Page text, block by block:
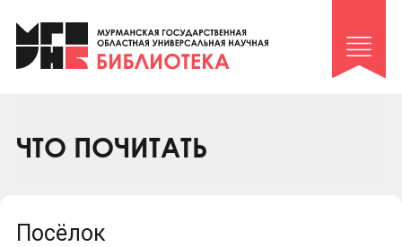
Клуб «Гиря и сельдерей»
Клуб «Семейный архив»
Коллегам
ЧТО ПОЧИТАТЬ
Посёлок